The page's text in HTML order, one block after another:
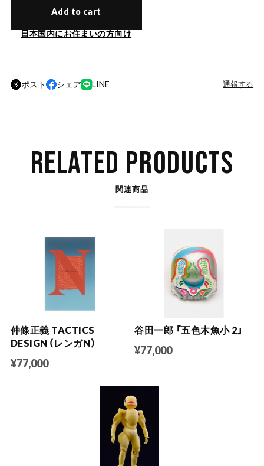
Add to cart
日本国内にお住まいの方向け
ポスト シェア LINE 通報する
RELATED PRODUCTS
関連商品
仲條正義 TACTICS
DESIGN（レンガN）
¥77,000
谷田一郎 「五色木魚小 2」
¥77,000